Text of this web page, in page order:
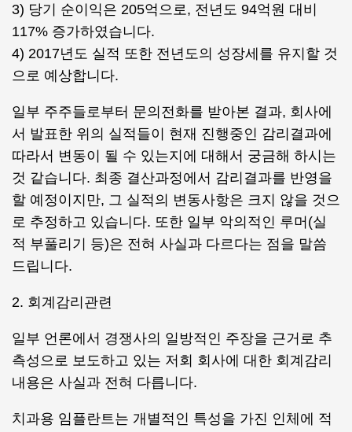
3) 당기 순이익은 205억으로, 전년도 94억원 대비
117% 증가하였습니다.
4) 2017년도 실적 또한 전년도의 성장세를 유지할 것
으로 예상합니다.
일부 주주들로부터 문의전화를 받아본 결과, 회사에
서 발표한 위의 실적들이 현재 진행중인 감리결과에
따라서 변동이 될 수 있는지에 대해서 궁금해 하시는
것 같습니다. 최종 결산과정에서 감리결과를 반영을
할 예정이지만, 그 실적의 변동사항은 크지 않을 것으
로 추정하고 있습니다. 또한 일부 악의적인 루머(실
적 부풀리기 등)은 전혀 사실과 다르다는 점을 말씀
드립니다.
2. 회계감리관련
일부 언론에서 경쟁사의 일방적인 주장을 근거로 추
측성으로 보도하고 있는 저회 회사에 대한 회계감리
내용은 사실과 전혀 다릅니다.
치과용 임플란트는 개별적인 특성을 가진 인체에 적